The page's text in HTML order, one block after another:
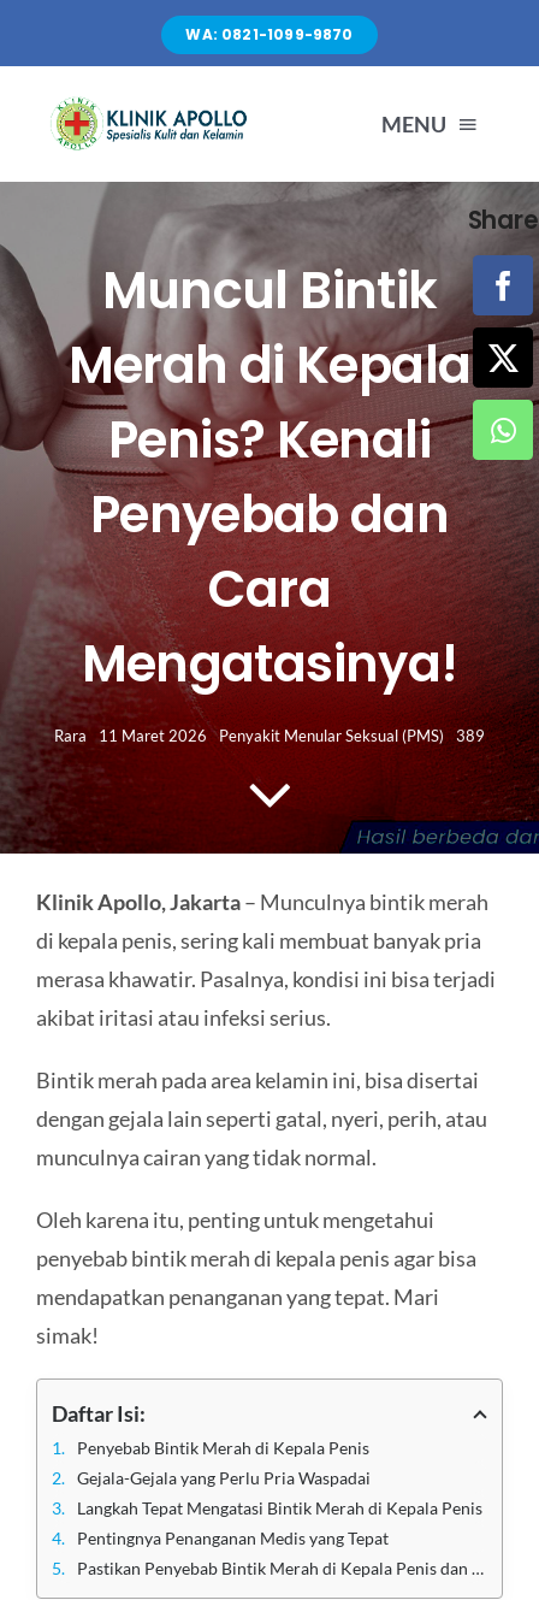
content
WA: 0821-1099-9870
MENU
TENTANG KAMI
LAYANAN
FASILITAS
ARTIKEL
HUBUNGI KAMI
Search
for:
Muncul Bintik
Merah di Kepala
Penis? Kenali
Penyebab dan
Cara
Mengatasinya!
Rara 11 Maret 2026 Penyakit Menular Seksual (PMS) 389
Klinik Apollo, Jakarta– Munculnya bintik merah
di kepala penis, sering kali membuat banyak pria
merasa khawatir. Pasalnya, kondisi ini bisa terjadi
akibat iritasi atau infeksi serius.
Bintik merah pada area kelamin ini, bisa disertai
dengan gejala lain seperti gatal, nyeri, perih, atau
munculnya cairan yang tidak normal.
Oleh karena itu, penting untuk mengetahui
penyebab bintik merah di kepala penis agar bisa
mendapatkan penanganan yang tepat. Mari
simak!
Daftar Isi:
Penyebab Bintik Merah di Kepala Penis
Gejala-Gejala yang Perlu Pria Waspadai
Langkah Tepat Mengatasi Bintik Merah di Kepala Penis
Pentingnya Penanganan Medis yang Tepat
Pastikan Penyebab Bintik Merah di Kepala Penis dan Obati di Klinik Apollo Jakarta
Share